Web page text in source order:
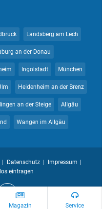
Landsberg am Lech
an der Donau
Ingolstadt München
Heidenheim an der Brenz
an der Steige Allgäu
Wangen im Allgäu
Datenschutz
Impressum
eintragen
Magazin Service